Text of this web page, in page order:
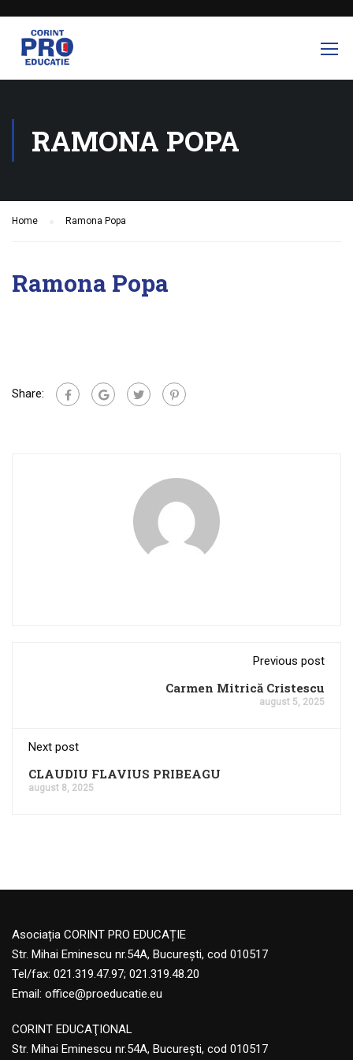
RAMONA POPA
Home Ramona Popa
Ramona Popa
Share:
Previous post
Carmen Mitrică Cristescu
august 5, 2025
Next post
CLAUDIU FLAVIUS PRIBEAGU
august 8, 2025
Asociația CORINT PRO EDUCAȚIE
Str. Mihai Eminescu nr.54A, București, cod 010517
Tel/fax: 021.319.47.97; 021.319.48.20
Email: office@proeducatie.eu
CORINT EDUCAŢIONAL
Str. Mihai Eminescu nr.54A, Bucureşti, cod 010517